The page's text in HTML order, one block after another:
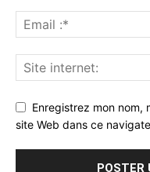
Enregistrez mon nom,
site Web dans ce